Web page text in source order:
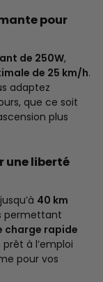
pour
de 250W,
de 25 km/h.
adaptez
que ce soit
plus
une liberté
40 km
permettant
charge rapide
à l’emploi
pour vos